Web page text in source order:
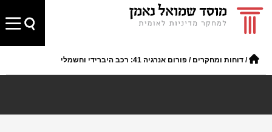
/ דוחות ומחקרים / פורום אנרגיה 41: רכב היברידי וחשמלי